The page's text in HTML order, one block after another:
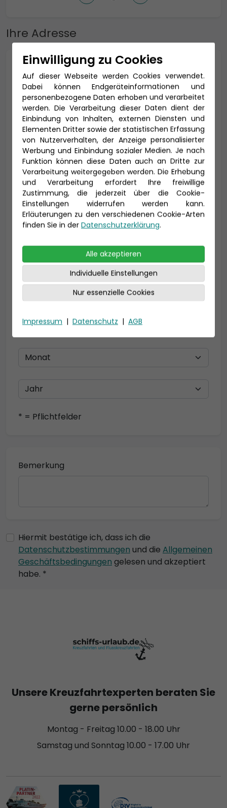
Ihre Adresse
Anrede *
Titel
Vorname * Nachname *
E-Mail *
Telefon *
* = Pflichtfelder
Bemerkung
Hiermit bestätige ich, dass ich die
Datenschutzbestimmungen und die Allgemeinen
Geschäftsbedingungen gelesen und akzeptiert
habe. *
Einwilligung zu Cookies
Auf dieser Webseite werden Cookies verwendet.
Dabei können Endgeräteinformationen und
personenbezogene Daten erhoben und verarbeitet
werden. Die Verarbeitung dieser Daten dient der
Einbindung von Inhalten, externen Diensten und
Elementen Dritter sowie der statistischen Erfassung
von Nutzerverhalten, der Anzeige personalisierter
Werbung und Einbindung sozialer Medien. Je nach
Funktion können diese Daten auch an Dritte zur
Verarbeitung weitergegeben werden. Die Erhebung
und Verarbeitung erfordert Ihre freiwillige
Zustimmung, die jederzeit über die Cookie-
Einstellungen widerrufen werden kann.
Erläuterungen zu den verschiedenen Cookie-Arten
finden Sie in der Datenschutzerklärung.
Alle akzeptieren
Individuelle Einstellungen
Nur essenzielle Cookies
Impressum | Datenschutz | AGB
Unsere Kreuzfahrtexperten beraten Sie
gerne persönlich
Montag - Freitag 10.00 - 18.00 Uhr
Samstag und Sonntag 10.00 - 17.00 Uhr